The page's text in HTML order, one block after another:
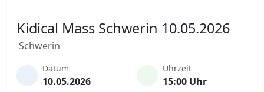
Kidical Mass Schwerin 10.05.2026
Schwerin
Datum
10.05.2026
Uhrzeit
15:00 Uhr